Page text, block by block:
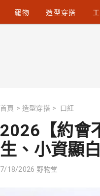
寵物 造型穿搭
首頁 > 造型穿搭 > 口紅
2026【約會
生、小資顯
7/18/2026 野物堂